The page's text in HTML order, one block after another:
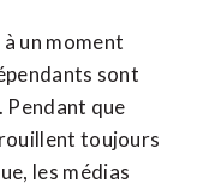
un moment
sont
que
toujours
les médias